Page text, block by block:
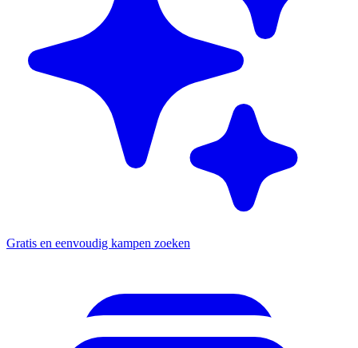
Gratis en eenvoudig kampen zoeken